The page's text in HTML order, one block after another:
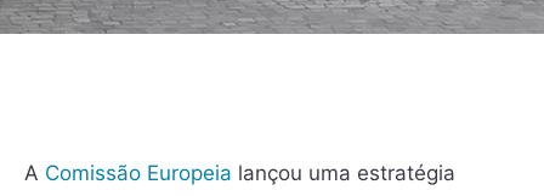
A Comissão Europeia lançou uma estratégia